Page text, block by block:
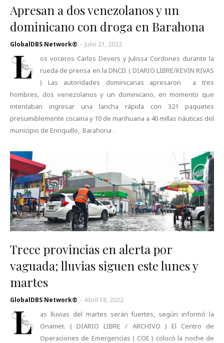
Apresan a dos venezolanos y un
dominicano con droga en Barahona
GlobalDBS Network® - Julio 21, 2022
L
os voceros Carlos Devers y Julissa Cordones durante la
rueda de prensa en la DNCD. ( DIARIO LIBRE/KEVIN RIVAS
) Las autoridades dominicanas apresaron a tres
hombres, dos venezolanos y un dominicano, en momento que
intentaban ingresar una lancha rápida con 321 paquetes
presumiblemente cocaina y 10 de marihuana a 40 millas náuticas del
municipio de Enriquillo, Barahona .
Trece provincias en alerta por
vaguada; lluvias siguen este lunes y
martes
GlobalDBS Network® - Abril 18, 2022
L
as lluvias del martes serán fuertes, según informó la
Onamet. ( DIARIO LIBRE / ARCHIVO ) El Centro de
Operaciones de Emergencias ( COE ) colocó la noche de